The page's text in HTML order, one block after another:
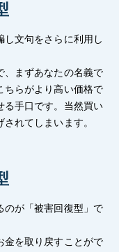
し文句をさらに利用し
、まずあなたの名義で
ちらがより高い価格で
る手口です。当然買い
れてしまいます。
のが「被害回復型」で
金を取り戻すことがで